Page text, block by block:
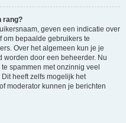
rang?
geven een indicatie over
om bepaalde gebruikers te
Over het algemeen kun je je
door een beheerder. Nu
spammen met onzinnig veel
heeft zelfs mogelijk het
moderator kunnen je berichten